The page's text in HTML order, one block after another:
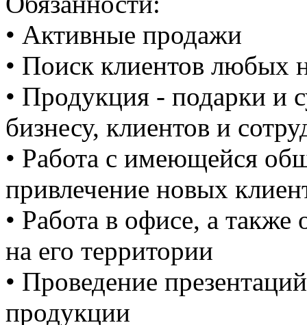
• Активные продажи
• Поиск клиентов любых
• Продукция - подарки и
бизнесу, клиентов и
• Работа с имеющейся
привлечение новых
• Работа в офисе, а также
на его территории
• Проведение
продукции